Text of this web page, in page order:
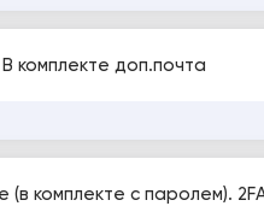
комплекте доп.почта
комплекте с паролем).